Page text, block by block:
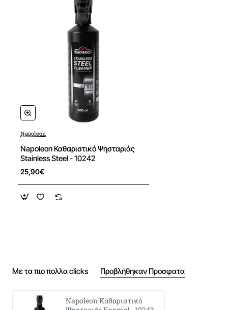
Napoleon
Napoleon Καθαριστικό Ψησταριάς
Stainless Steel - 10242
25,90€
Με τα πιο πολλα clicks Προβλήθηκαν Προσφατα
Napoleon Καθαριστικό